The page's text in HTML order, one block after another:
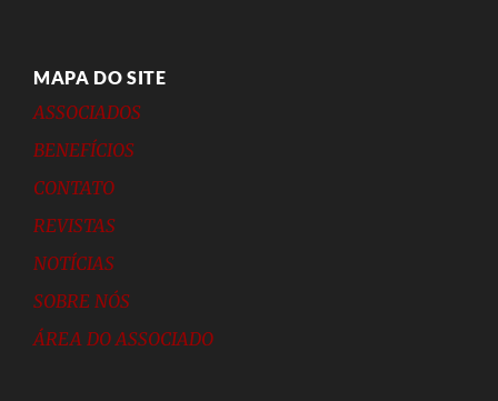
MAPA DO SITE
ASSOCIADOS
BENEFÍCIOS
CONTATO
REVISTAS
NOTÍCIAS
SOBRE NÓS
ÁREA DO ASSOCIADO